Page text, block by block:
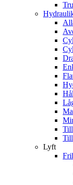
Lyft